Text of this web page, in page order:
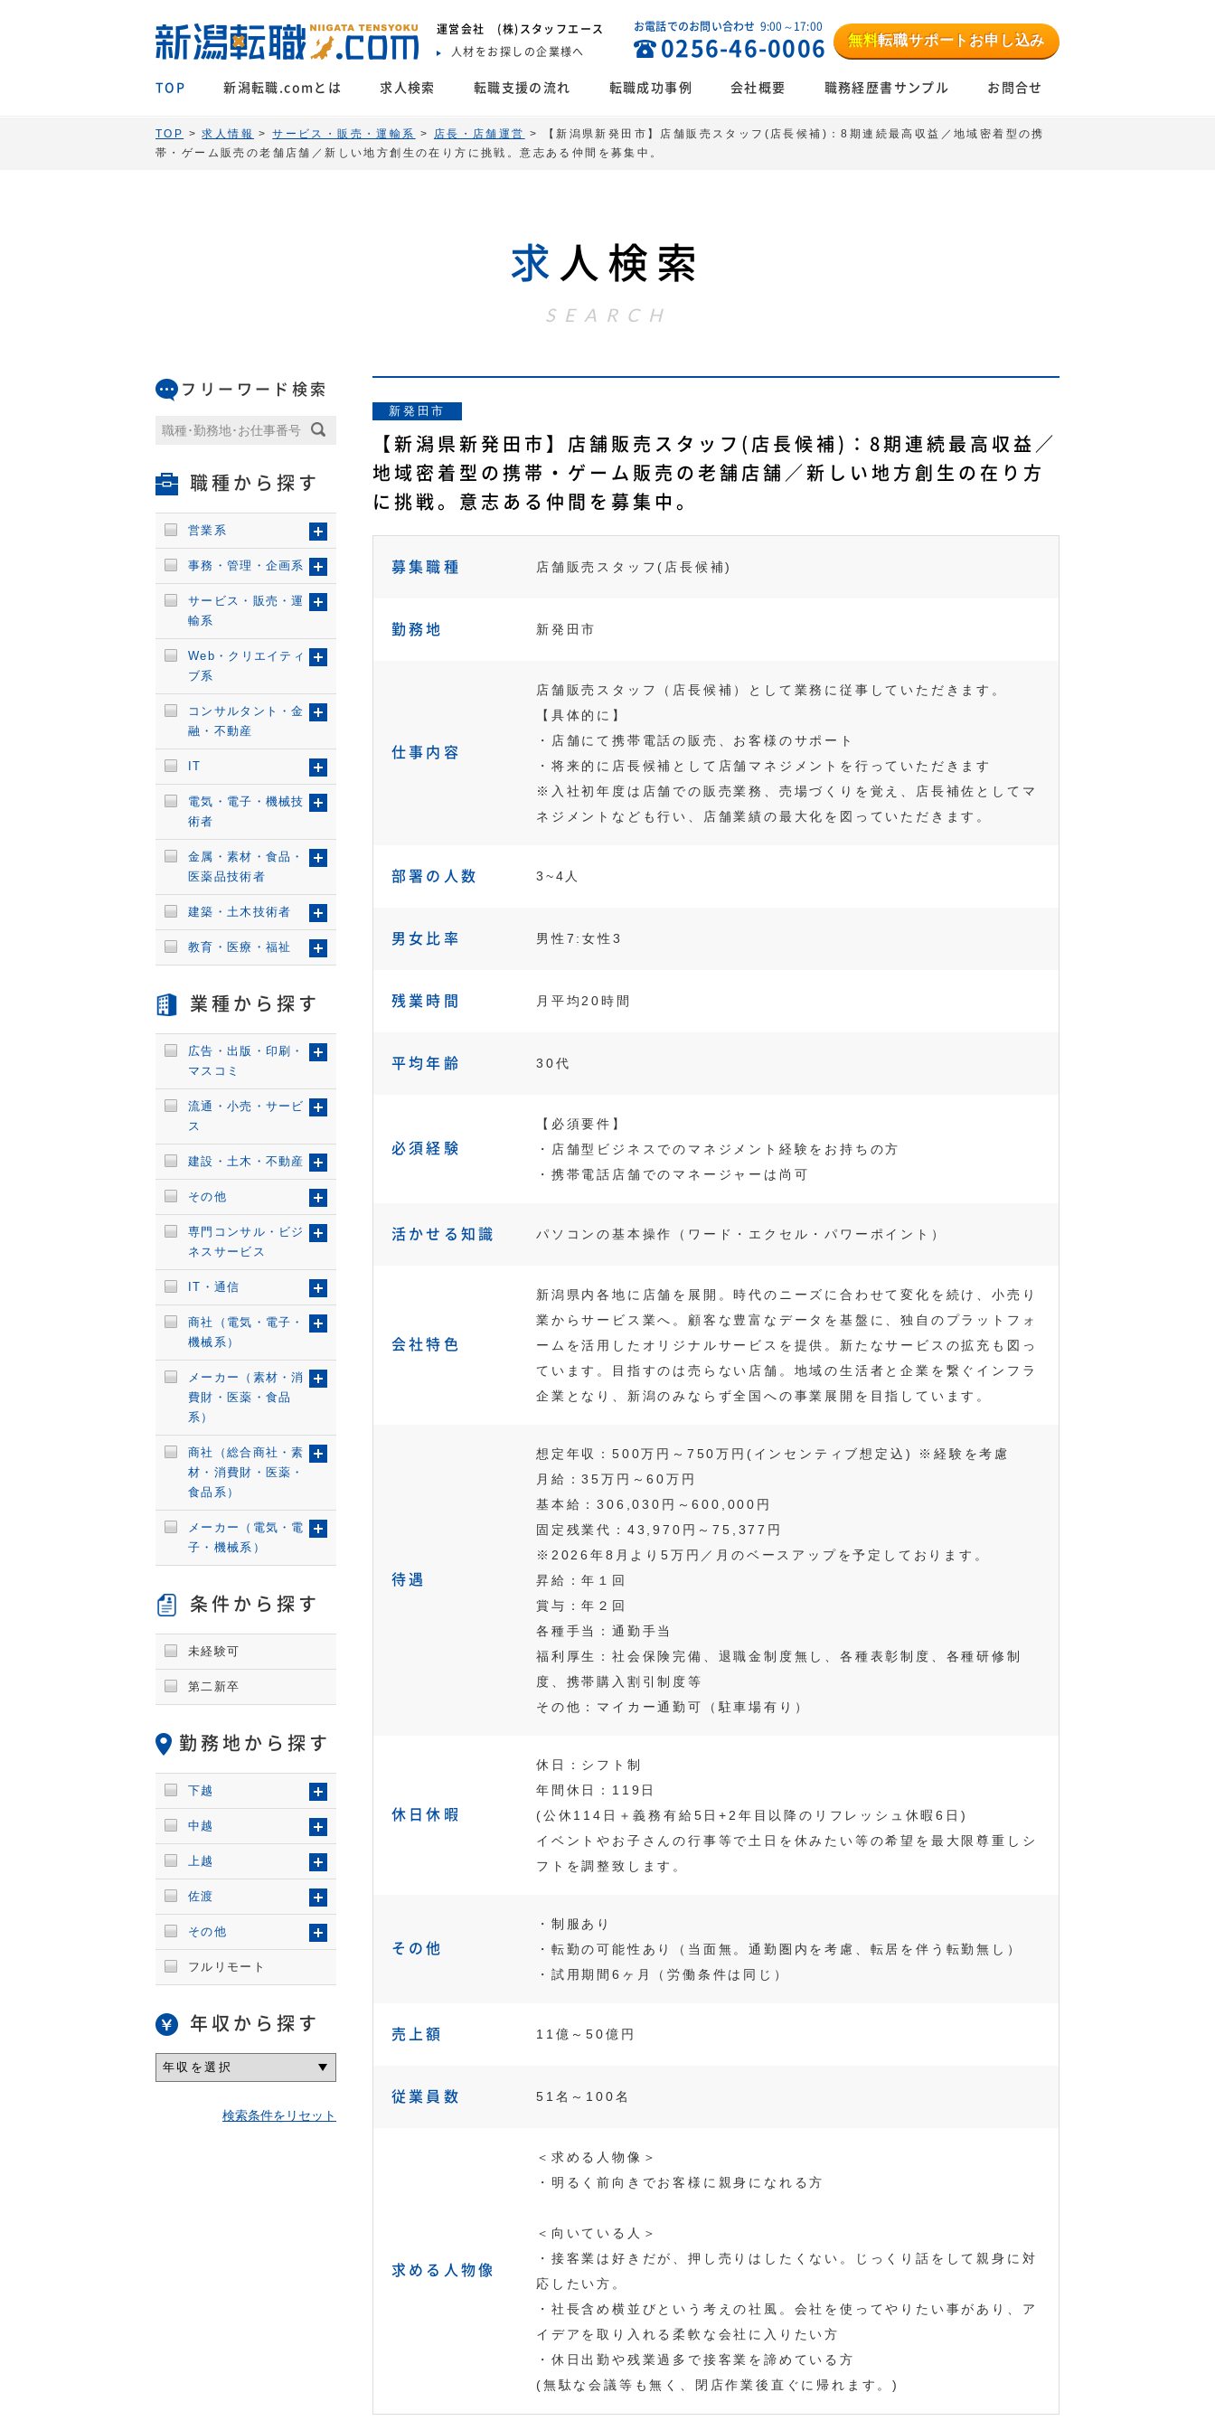
運営会社 (株)スタッフエース
人材をお探しの企業様へ
お電話でのお問い合わせ 9:00～17:00
0256-46-0006 無料転職サポートお申し込み
TOP 新潟転職.comとは 求人検索 転職支援の流れ 転職成功事例 会社概要 職務経歴書サンプル お問合せ
TOP >求人情報 >サービス・販売・運輸系 > 店長・店舗運営 >
【新潟県新発田市】店舗販売スタッフ(店長候補)：8期連続最高収益／地域密着型の携
帯・ゲーム販売の老舗店舗／新しい地方創生の在り方に挑戦。意志ある仲間を募集中。
求 人検索
SEARCH
新発田市
【新潟県新発田市】店舗販売スタッフ(店長候補)：8期連続最高収益／
地域密着型の携帯・ゲーム販売の老舗店舗／新しい地方創生の在り方
に挑戦。意志ある仲間を募集中。
募集職種 店舗販売スタッフ(店長候補)
勤務地 新発田市
仕事内容
店舗販売スタッフ（店長候補）として業務に従事していただきます。
【具体的に】
・店舗にて携帯電話の販売、お客様のサポート
・将来的に店長候補として店舗マネジメントを行っていただきます
※入社初年度は店舗での販売業務、売場づくりを覚え、店長補佐としてマ
ネジメントなども行い、店舗業績の最大化を図っていただきます。
部署の人数 3~4人
男女比率 男性7:女性3
残業時間 月平均20時間
平均年齢 30代
必須経験
【必須要件】
・店舗型ビジネスでのマネジメント経験をお持ちの方
・携帯電話店舗でのマネージャーは尚可
活かせる知識 パソコンの基本操作（ワード・エクセル・パワーポイント）
会社特色
新潟県内各地に店舗を展開。時代のニーズに合わせて変化を続け、小売り
業からサービス業へ。顧客な豊富なデータを基盤に、独自のプラットフォ
ームを活用したオリジナルサービスを提供。新たなサービスの拡充も図っ
ています。目指すのは売らない店舗。地域の生活者と企業を繋ぐインフラ
企業となり、新潟のみならず全国への事業展開を目指しています。
待遇
想定年収：500万円～750万円(インセンティブ想定込) ※経験を考慮
月給：35万円～60万円
基本給：306,030円～600,000円
固定残業代：43,970円～75,377円
※2026年8月より5万円／月のベースアップを予定しております。
昇給：年１回
賞与：年２回
各種手当：通勤手当
福利厚生：社会保険完備、退職金制度無し、各種表彰制度、各種研修制
度、携帯購入割引制度等
その他：マイカー通勤可（駐車場有り）
休日休暇
休日：シフト制
年間休日：119日
(公休114日＋義務有給5日+2年目以降のリフレッシュ休暇6日)
イベントやお子さんの行事等で土日を休みたい等の希望を最大限尊重しシ
フトを調整致します。
その他
・制服あり
・転勤の可能性あり（当面無。通勤圏内を考慮、転居を伴う転勤無し）
・試用期間6ヶ月（労働条件は同じ）
売上額 11億～50億円
従業員数 51名～100名
求める人物像
＜求める人物像＞
・明るく前向きでお客様に親身になれる方
＜向いている人＞
・接客業は好きだが、押し売りはしたくない。じっくり話をして親身に対
応したい方。
・社長含め横並びという考えの社風。会社を使ってやりたい事があり、ア
イデアを取り入れる柔軟な会社に入りたい方
・休日出勤や残業過多で接客業を諦めている方
(無駄な会議等も無く、閉店作業後直ぐに帰れます。)
フリーワード検索
職種から探す
営業系
事務・管理・企画系
サービス・販売・運
輸系
Web・クリエイティ
ブ系
コンサルタント・金
融・不動産
IT
電気・電子・機械技
術者
金属・素材・食品・
医薬品技術者
建築・土木技術者
教育・医療・福祉
業種から探す
広告・出版・印刷・
マスコミ
流通・小売・サービ
ス
建設・土木・不動産
その他
専門コンサル・ビジ
ネスサービス
IT・通信
商社（電気・電子・
機械系）
メーカー（素材・消
費財・医薬・食品
系）
商社（総合商社・素
材・消費財・医薬・
食品系）
メーカー（電気・電
子・機械系）
条件から探す
未経験可
第二新卒
勤務地から探す
下越
中越
上越
佐渡
その他
フルリモート
年収から探す
検索条件をリセット